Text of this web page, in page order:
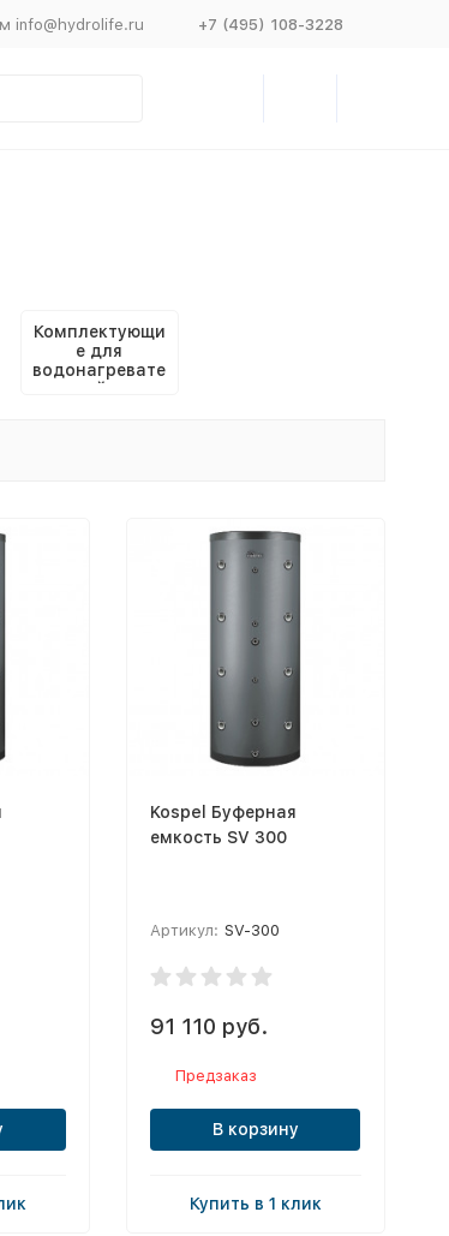
info@hydrolife.ru +7 (495) 108-3228
Комплектующи
е для
водонагревате
лей и
Kospel Буферная
емкость SV 300
Артикул: SV-300
91 110 руб.
Предзаказ
В корзину
Купить в 1 клик